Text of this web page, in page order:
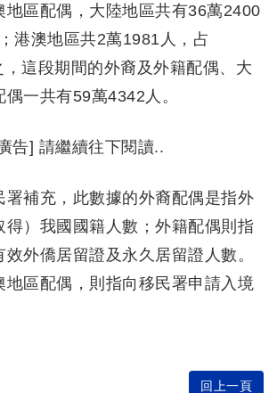
地區配偶，大陸地區共有36萬2400
港澳地區共2萬1981人，占
這段期間的外裔及外籍配偶、大
一共有59萬4342人。
告] 請繼續往下閱讀..
署補充，此數據的外裔配偶是指外
得）我國國籍人數；外籍配偶則指
外僑居留證及永久居留證人數。
地區配偶，則指向移民署申請入境
回上一頁